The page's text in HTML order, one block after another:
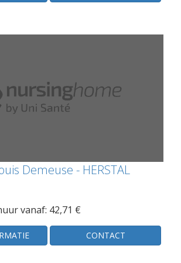
Demeuse - HERSTAL
vanaf: 42,71 €
CONTACT